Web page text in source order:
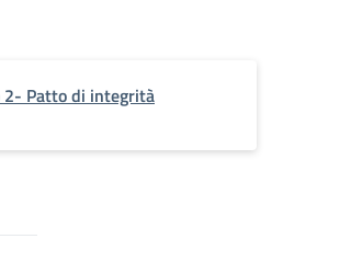
2- Patto di integrità